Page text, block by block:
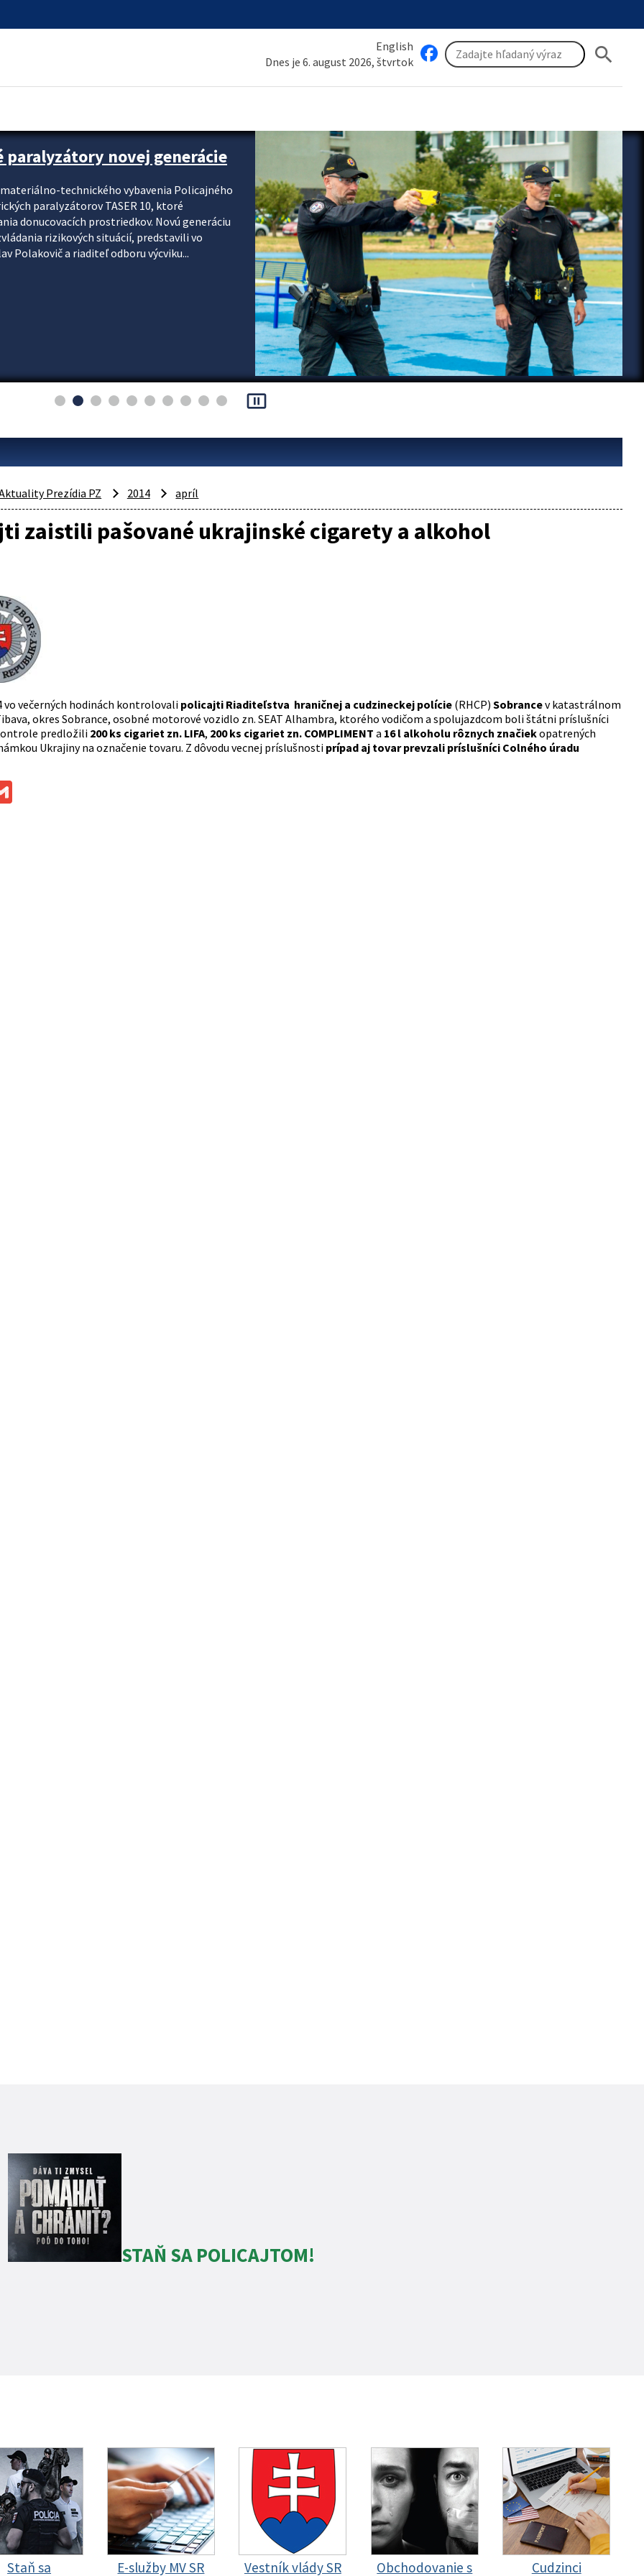
English
Dnes je 6. august 2026, štvrtok
search
novej generácie
technického vybavenia Policajného
paralyzátorov TASER 10, ktoré
donucovacích prostriedkov. Novú generáciu
rizikových situácií, predstavili vo
Polakovič a riaditeľ odboru výcviku...
pause_presentation
Prezídia PZ 2014 apríl
zaistili pašované ukrajinské cigarety a alkohol
vo večerných hodinách kontrolovali policajti Riaditeľstva hraničnej a cudzineckej polície(RHCP) Sobrancev katastrálnom
okres Sobrance, osobné motorové vozidlo zn. SEAT Alhambra, ktorého vodičom a spolujazdcom boli štátni príslušníci
predložili200 ks cigariet zn. LIFA, 200 ks cigariet zn. COMPLIMENT a 16 l alkoholu rôznych značiekopatrených
Ukrajiny na označenie tovaru. Z dôvodu vecnej príslušnosti prípad aj tovar prevzali príslušníci Colného úradu
Gmail
STAŇ SA POLICAJTOM!
Staň sa
E-služby MV SR Vestník vlády SR
Obchodovanie s
Cudzinci